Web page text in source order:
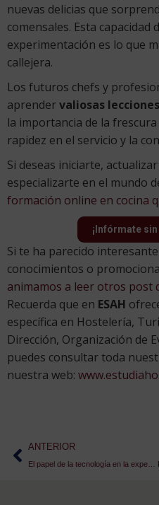
nuevas delicias que
comensales. Esta capacidad
experimentación es lo que
callejera.
Los futuros chefs y
aprendervaliosas lecciones
la importancia de la
rapidez en el servicio y la
Si deseas iniciarte,
especializarte en el mundo
formación online en cocina
¡Infórmate
Si te ha parecido
conocimientos o
animamos a leer otros post
Recuerda que en ESAH
específica en Hostelería,
Dirección, Organización de
puedes consultar toda
nuestra web:
ANTERIOR